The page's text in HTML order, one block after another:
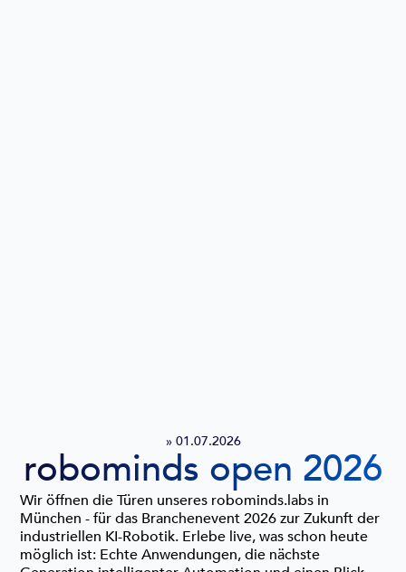
» 01.07.2026
robominds open 2026
Wir öffnen die Türen unseres robominds.labs in
München - für das Branchenevent 2026 zur Zukunft der
industriellen KI-Robotik. Erlebe live, was schon heute
möglich ist: Echte Anwendungen, die nächste